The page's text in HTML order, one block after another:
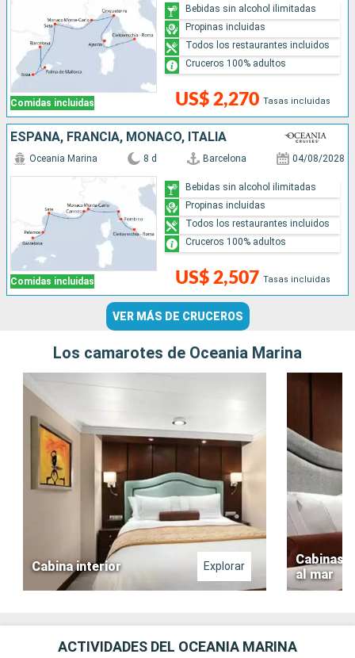
Comidas incluidas US$ 2,270 Tasas incluidas
Bebidas sin alcohol ilimitadas
Propinas incluidas
Todos los restaurantes incluidos
Cruceros 100% adultos
ESPAÑA, FRANCIA, MONACO, ITALIA
Comidas incluidas
Oceania Marina 8 d Barcelona 04/08/2028
US$ 2,507 Tasas incluidas
Bebidas sin alcohol ilimitadas
Propinas incluidas
Todos los restaurantes incluidos
Cruceros 100% adultos
VER MÁS DE CRUCEROS
Los camarotes de Oceania Marina
Cabina interior Explorar
Cabinas
al mar
ACTIVIDADES DEL OCEANIA MARINA